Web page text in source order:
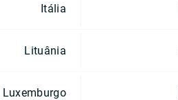
Itália
Lituânia
Luxemburgo